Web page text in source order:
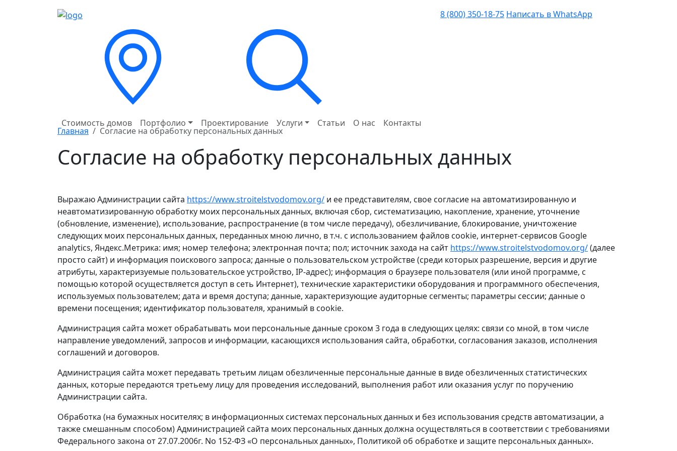
Стоимость домов Портфолио Проектирование Услуги Статьи О нас Контакты
8 (800) 350-18-75 Написать в WhatsApp
Главная Согласие на обработку персональных данных
Согласие на обработку персональных данных
Выражаю Администрации сайта https://www.stroitelstvodomov.org/ и ее представителям, свое согласие на автоматизированную и
неавтоматизированную обработку моих персональных данных, включая сбор, систематизацию, накопление, хранение, уточнение
(обновление, изменение), использование, распространение (в том числе передачу), обезличивание, блокирование, уничтожение
следующих моих персональных данных, переданных мною лично, в т.ч. с использованием файлов cookie, интернет-сервисов Google
analytics, Яндекс.Метрика: имя; номер телефона; электронная почта; пол; источник захода на сайт https://www.stroitelstvodomov.org/(далее
просто сайт) и информация поискового запроса; данные о пользовательском устройстве (среди которых разрешение, версия и другие
атрибуты, характеризуемые пользовательское устройство, IP-адрес); информация о браузере пользователя (или иной программе, с
помощью которой осуществляется доступ в сеть Интернет), технические характеристики оборудования и программного обеспечения,
используемых пользователем; дата и время доступа; данные, характеризующие аудиторные сегменты; параметры сессии; данные о
времени посещения; идентификатор пользователя, хранимый в cookie.
Администрация сайта может обрабатывать мои персональные данные сроком 3 года в следующих целях: связи со мной, в том числе
направление уведомлений, запросов и информации, касающихся использования сайта, обработки, согласования заказов, исполнения
соглашений и договоров.
Администрация сайта может передавать третьим лицам обезличенные персональные данные в виде обезличенных статистических
данных, которые передаются третьему лицу для проведения исследований, выполнения работ или оказания услуг по поручению
Администрации сайта.
Обработка (на бумажных носителях; в информационных системах персональных данных и без использования средств автоматизации, а
также смешанным способом) Администрацией сайта моих персональных данных должна осуществляться в соответствии с требованиями
Федерального закона от 27.07.2006г. No 152-ФЗ «О персональных данных», Политикой об обработке и защите персональных данных».